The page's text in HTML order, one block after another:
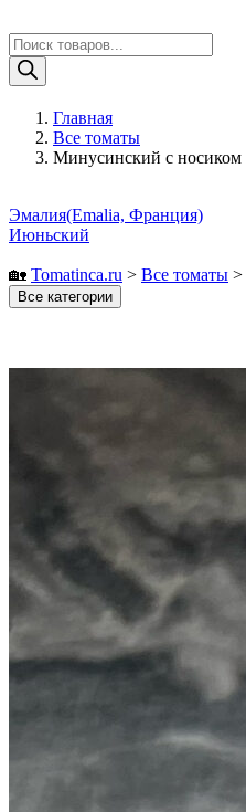
Поиск
товаров
Главная
Все томаты
Минусинский с носиком
Эмалия(Emalia, Франция)
Июньский
🏡 Tomatinсa.ru > Все томаты >
Все категории